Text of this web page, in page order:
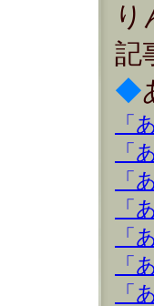
記
◆
「
「
「
「
「
「
「